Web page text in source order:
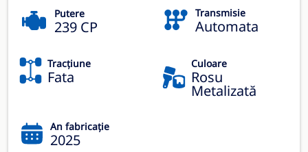
Putere
239 CP
Transmisie
Automata
Tracțiune
Fata
Culoare
Rosu
Metalizată
An fabricație
2025